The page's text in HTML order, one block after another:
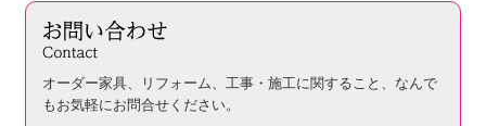
オーダー家具、リフォーム、工事・施工に関すること、 なんで
もお気軽にお問合せください。